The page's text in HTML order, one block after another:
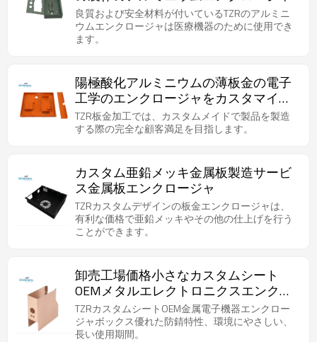
良質および安全材料が付いているTZRのアルミニ
ウムエンクロージャは医療機器のために使用でき
ます。
陽極酸化アルミニウムの薄板金の電子
工学のエンクロージャをカスタマイズ
するOEM
TZR板金加工では、カスタムメイドで製品を製造
する際の完全な顧客満足を目指します。
カスタム亜鉛メッキ金属板製造サービ
ス金属板エンクロージャ
TZRカスタムデザインの板金エンクロージャは、
有利な価格で亜鉛メッキやその他の仕上げを行う
ことができます。
卸売工場価格小さなカスタムシート
OEMメタルエレクトロニクスエンクロ
ージャボックス
TZRカスタムシートOEM金属電子機器エンクロー
ジャボックス優れた防錆特性、環境にやさしい、
長い使用期間。